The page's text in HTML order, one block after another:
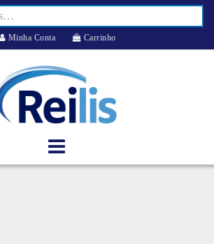
Minha Conta Carrinho